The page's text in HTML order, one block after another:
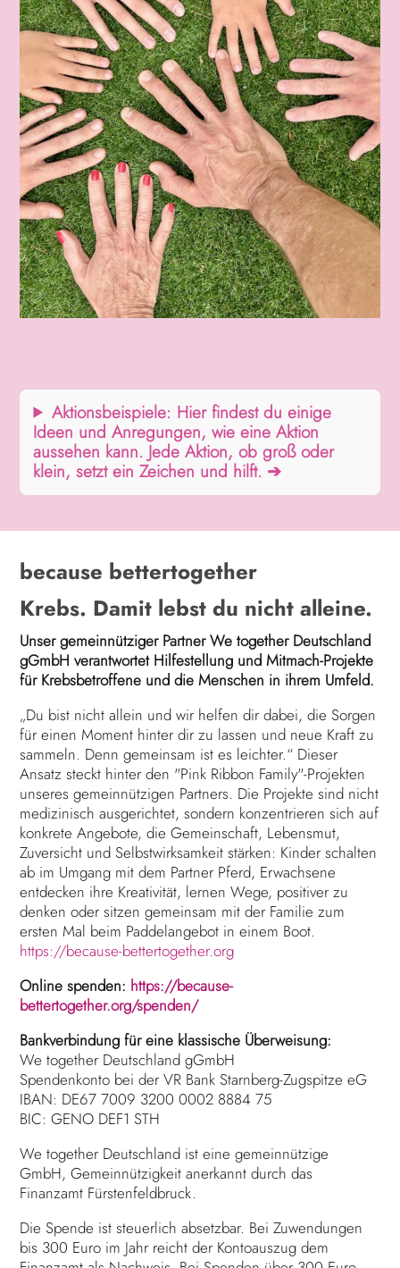
Aktionsbeispiele: Hier findest du einige
Ideen und Anregungen, wie eine Aktion
aussehen kann. Jede Aktion, ob groß oder
klein, setzt ein Zeichen und hilft. ➔
because bettertogether
Krebs. Damit lebst du nicht alleine.
Unser gemeinnütziger Partner We together Deutschland
gGmbH verantwortet Hilfestellung und Mitmach-Projekte
für Krebsbetroffene und die Menschen in ihrem Umfeld.
„Du bist nicht allein und wir helfen dir dabei, die Sorgen
für einen Moment hinter dir zu lassen und neue Kraft zu
sammeln. Denn gemeinsam ist es leichter.“ Dieser
Ansatz steckt hinter den "Pink Ribbon Family"-Projekten
unseres gemeinnützigen Partners. Die Projekte sind nicht
medizinisch ausgerichtet, sondern konzentrieren sich auf
konkrete Angebote, die Gemeinschaft, Lebensmut,
Zuversicht und Selbstwirksamkeit stärken: Kinder schalten
ab im Umgang mit dem Partner Pferd, Erwachsene
entdecken ihre Kreativität, lernen Wege, positiver zu
denken oder sitzen gemeinsam mit der Familie zum
ersten Mal beim Paddelangebot in einem Boot.
https://because-bettertogether.org
Online spenden: https://because-
bettertogether.org/spenden/
Bankverbindung für eine klassische Überweisung:
We together Deutschland gGmbH
Spendenkonto bei der VR Bank Starnberg-Zugspitze eG
IBAN: DE67 7009 3200 0002 8884 75
BIC: GENO DEF1 STH
We together Deutschland ist eine gemeinnützige
GmbH, Gemeinnützigkeit anerkannt durch das
Finanzamt Fürstenfeldbruck.
Die Spende ist steuerlich absetzbar. Bei Zuwendungen
bis 300 Euro im Jahr reicht der Kontoauszug dem